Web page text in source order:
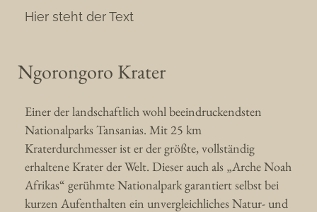
Hier steht der Text
Ngorongoro Krater
Einer der landschaftlich wohl beeindruckendsten
Nationalparks Tansanias. Mit 25 km
Kraterdurchmesser ist er der größte, vollständig
erhaltene Krater der Welt. Dieser auch als „Arche Noah
Afrikas“ gerühmte Nationalpark garantiert selbst bei
kurzen Aufenthalten ein unvergleichliches Natur- und